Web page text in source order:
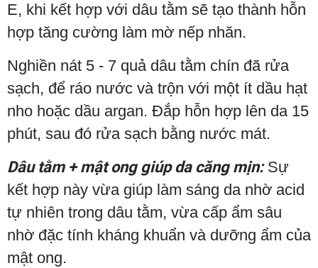
E, khi kết hợp với dâu tằm sẽ tạo thành hỗn
hợp tăng cường làm mờ nếp nhăn.
Nghiền nát 5 - 7 quả dâu tằm chín đã rửa
sạch, để ráo nước và trộn với một ít dầu hạt
nho hoặc dầu argan. Đắp hỗn hợp lên da 15
phút, sau đó rửa sạch bằng nước mát.
Dâu tằm + mật ong giúp da căng mịn:Sự
kết hợp này vừa giúp làm sáng da nhờ acid
tự nhiên trong dâu tằm, vừa cấp ẩm sâu
nhờ đặc tính kháng khuẩn và dưỡng ẩm của
mật ong.